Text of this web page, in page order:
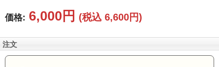
頂いた金額
価格: 6,000円 (税込 6,600円)
注文